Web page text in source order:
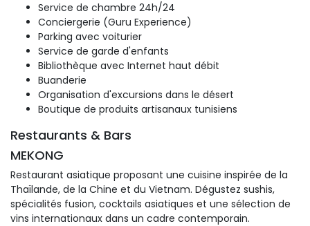
Service de chambre 24h/24
Conciergerie (Guru Experience)
Parking avec voiturier
Service de garde d'enfants
Bibliothèque avec Internet haut débit
Buanderie
Organisation d'excursions dans le désert
Boutique de produits artisanaux tunisiens
Restaurants & Bars
MEKONG
Restaurant asiatique proposant une cuisine inspirée de la
Thaïlande, de la Chine et du Vietnam. Dégustez sushis,
spécialités fusion, cocktails asiatiques et une sélection de
vins internationaux dans un cadre contemporain.